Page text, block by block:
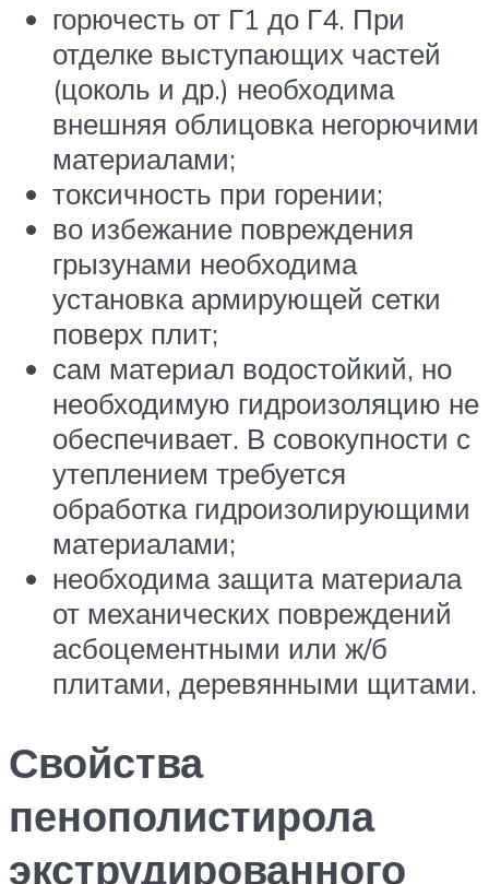
горючесть от Г1 до Г4. При
отделке выступающих частей
(цоколь и др.) необходима
внешняя облицовка негорючими
материалами;
токсичность при горении;
во избежание повреждения
грызунами необходима
установка армирующей сетки
поверх плит;
сам материал водостойкий, но
необходимую гидроизоляцию не
обеспечивает. В совокупности с
утеплением требуется
обработка гидроизолирующими
материалами;
необходима защита материала
от механических повреждений
асбоцементными или ж/б
плитами, деревянными щитами.
Свойства
пенополистирола
экструдированного